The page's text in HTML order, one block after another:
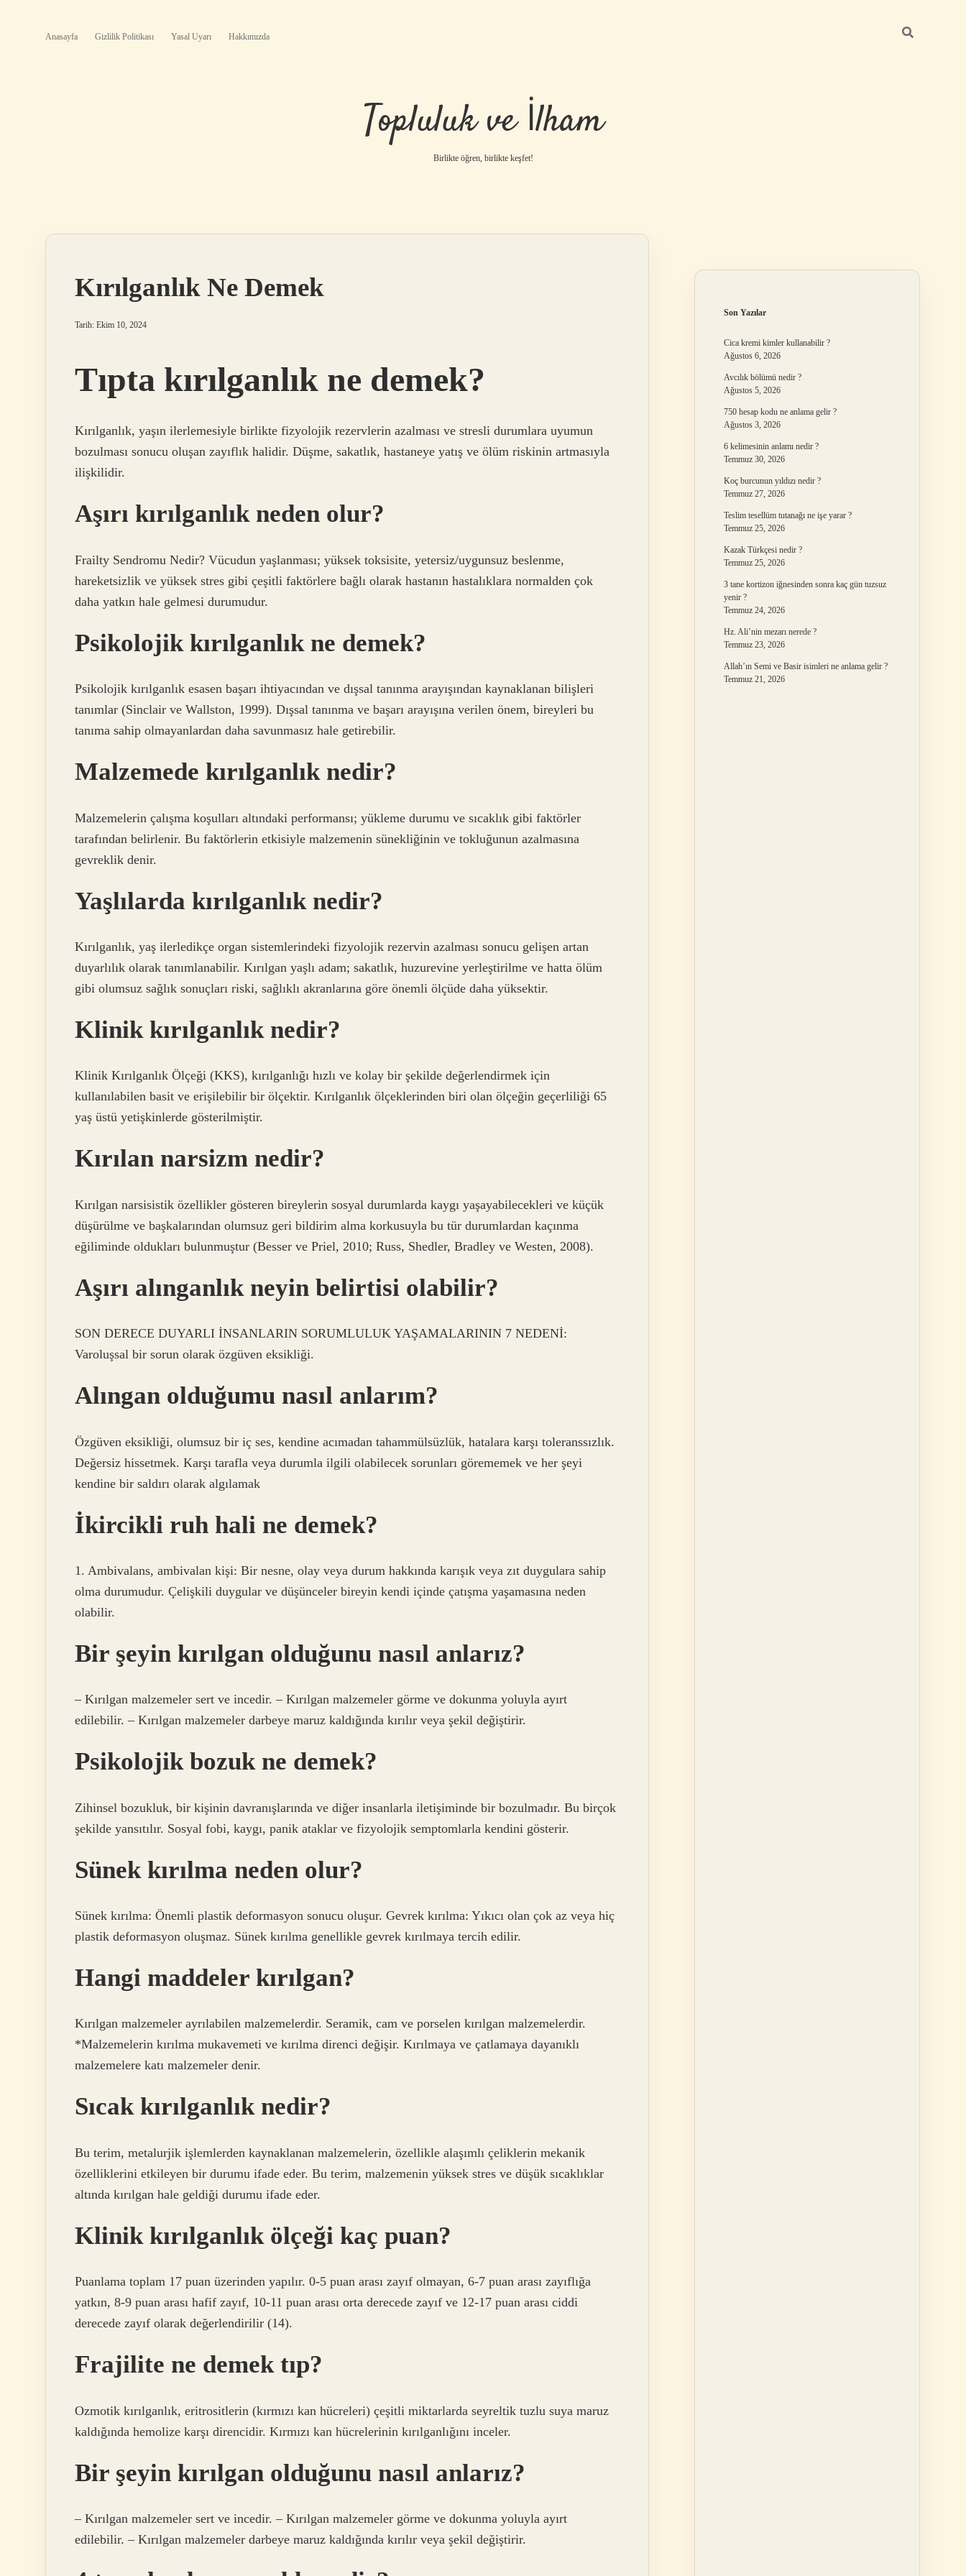
Anasayfa Gizlilik Politikası Yasal Uyarı Hakkımızda
Topluluk ve İlham
Birlikte öğren, birlikte keşfet!
Kırılganlık Ne Demek
Tarih: Ekim 10, 2024
Tıpta kırılganlık ne demek?
Kırılganlık, yaşın ilerlemesiyle birlikte fizyolojik rezervlerin azalması ve stresli durumlara uyumun
bozulması sonucu oluşan zayıflık halidir. Düşme, sakatlık, hastaneye yatış ve ölüm riskinin artmasıyla
ilişkilidir.
Aşırı kırılganlık neden olur?
Frailty Sendromu Nedir? Vücudun yaşlanması; yüksek toksisite, yetersiz/uygunsuz beslenme,
hareketsizlik ve yüksek stres gibi çeşitli faktörlere bağlı olarak hastanın hastalıklara normalden çok
daha yatkın hale gelmesi durumudur.
Psikolojik kırılganlık ne demek?
Psikolojik kırılganlık esasen başarı ihtiyacından ve dışsal tanınma arayışından kaynaklanan bilişleri
tanımlar (Sinclair ve Wallston, 1999). Dışsal tanınma ve başarı arayışına verilen önem, bireyleri bu
tanıma sahip olmayanlardan daha savunmasız hale getirebilir.
Malzemede kırılganlık nedir?
Malzemelerin çalışma koşulları altındaki performansı; yükleme durumu ve sıcaklık gibi faktörler
tarafından belirlenir. Bu faktörlerin etkisiyle malzemenin sünekliğinin ve tokluğunun azalmasına
gevreklik denir.
Yaşlılarda kırılganlık nedir?
Kırılganlık, yaş ilerledikçe organ sistemlerindeki fizyolojik rezervin azalması sonucu gelişen artan
duyarlılık olarak tanımlanabilir. Kırılgan yaşlı adam; sakatlık, huzurevine yerleştirilme ve hatta ölüm
gibi olumsuz sağlık sonuçları riski, sağlıklı akranlarına göre önemli ölçüde daha yüksektir.
Klinik kırılganlık nedir?
Klinik Kırılganlık Ölçeği (KKS), kırılganlığı hızlı ve kolay bir şekilde değerlendirmek için
kullanılabilen basit ve erişilebilir bir ölçektir. Kırılganlık ölçeklerinden biri olan ölçeğin geçerliliği 65
yaş üstü yetişkinlerde gösterilmiştir.
Kırılan narsizm nedir?
Kırılgan narsisistik özellikler gösteren bireylerin sosyal durumlarda kaygı yaşayabilecekleri ve küçük
düşürülme ve başkalarından olumsuz geri bildirim alma korkusuyla bu tür durumlardan kaçınma
eğiliminde oldukları bulunmuştur (Besser ve Priel, 2010; Russ, Shedler, Bradley ve Westen, 2008).
Aşırı alınganlık neyin belirtisi olabilir?
SON DERECE DUYARLI İNSANLARIN SORUMLULUK YAŞAMALARININ 7 NEDENİ:
Varoluşsal bir sorun olarak özgüven eksikliği.
Alıngan olduğumu nasıl anlarım?
Özgüven eksikliği, olumsuz bir iç ses, kendine acımadan tahammülsüzlük, hatalara karşı toleranssızlık.
Değersiz hissetmek. Karşı tarafla veya durumla ilgili olabilecek sorunları görememek ve her şeyi
kendine bir saldırı olarak algılamak
İkircikli ruh hali ne demek?
1. Ambivalans, ambivalan kişi: Bir nesne, olay veya durum hakkında karışık veya zıt duygulara sahip
olma durumudur. Çelişkili duygular ve düşünceler bireyin kendi içinde çatışma yaşamasına neden
olabilir.
Bir şeyin kırılgan olduğunu nasıl anlarız?
– Kırılgan malzemeler sert ve incedir. – Kırılgan malzemeler görme ve dokunma yoluyla ayırt
edilebilir. – Kırılgan malzemeler darbeye maruz kaldığında kırılır veya şekil değiştirir.
Psikolojik bozuk ne demek?
Zihinsel bozukluk, bir kişinin davranışlarında ve diğer insanlarla iletişiminde bir bozulmadır. Bu birçok
şekilde yansıtılır. Sosyal fobi, kaygı, panik ataklar ve fizyolojik semptomlarla kendini gösterir.
Sünek kırılma neden olur?
Sünek kırılma: Önemli plastik deformasyon sonucu oluşur. Gevrek kırılma: Yıkıcı olan çok az veya hiç
plastik deformasyon oluşmaz. Sünek kırılma genellikle gevrek kırılmaya tercih edilir.
Hangi maddeler kırılgan?
Kırılgan malzemeler ayrılabilen malzemelerdir. Seramik, cam ve porselen kırılgan malzemelerdir.
*Malzemelerin kırılma mukavemeti ve kırılma direnci değişir. Kırılmaya ve çatlamaya dayanıklı
malzemelere katı malzemeler denir.
Sıcak kırılganlık nedir?
Bu terim, metalurjik işlemlerden kaynaklanan malzemelerin, özellikle alaşımlı çeliklerin mekanik
özelliklerini etkileyen bir durumu ifade eder. Bu terim, malzemenin yüksek stres ve düşük sıcaklıklar
altında kırılgan hale geldiği durumu ifade eder.
Klinik kırılganlık ölçeği kaç puan?
Puanlama toplam 17 puan üzerinden yapılır. 0-5 puan arası zayıf olmayan, 6-7 puan arası zayıflığa
yatkın, 8-9 puan arası hafif zayıf, 10-11 puan arası orta derecede zayıf ve 12-17 puan arası ciddi
derecede zayıf olarak değerlendirilir (14).
Frajilite ne demek tıp?
Ozmotik kırılganlık, eritrositlerin (kırmızı kan hücreleri) çeşitli miktarlarda seyreltik tuzlu suya maruz
kaldığında hemolize karşı direncidir. Kırmızı kan hücrelerinin kırılganlığını inceler.
Bir şeyin kırılgan olduğunu nasıl anlarız?
– Kırılgan malzemeler sert ve incedir. – Kırılgan malzemeler görme ve dokunma yoluyla ayırt
edilebilir. – Kırılgan malzemeler darbeye maruz kaldığında kırılır veya şekil değiştirir.
Son Yazılar
Cica kremi kimler kullanabilir ?
Ağustos 6, 2026
Avcılık bölümü nedir ?
Ağustos 5, 2026
750 hesap kodu ne anlama gelir ?
Ağustos 3, 2026
6 kelimesinin anlamı nedir ?
Temmuz 30, 2026
Koç burcunun yıldızı nedir ?
Temmuz 27, 2026
Teslim tesellüm tutanağı ne işe yarar ?
Temmuz 25, 2026
Kazak Türkçesi nedir ?
Temmuz 25, 2026
3 tane kortizon iğnesinden sonra kaç gün tuzsuz
yenir ?
Temmuz 24, 2026
Hz. Ali’nin mezarı nerede ?
Temmuz 23, 2026
Allah’ın Semi ve Basir isimleri ne anlama gelir ?
Temmuz 21, 2026